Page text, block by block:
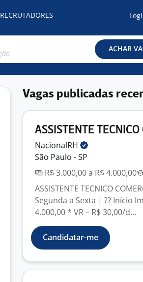
RECRUTADORES
ACHAR
Vagas publicadas
ASSISTENTE TECNICO
NacionalRH
São Paulo - SP
R$ 3.000,00 a R$ 4.000,00
ASSISTENTE TECNICO
Segunda a Sexta | ?? Início
4.000,00 * VR – R$ 30,00/d...
Candidatar-me